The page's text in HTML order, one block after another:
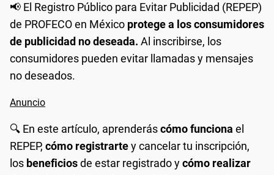
📢 El Registro Público para Evitar Publicidad (REPEP)
de PROFECO en México protege a los consumidores
de publicidad no deseada. Al inscribirse, los
consumidores pueden evitar llamadas y mensajes
no deseados.
🔍 En este artículo, aprenderáscómo funciona el
REPEP, cómo registrartey cancelar tu inscripción,
los beneficiosde estar registrado ycómo realizar